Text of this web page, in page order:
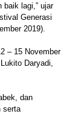
baik lagi,” ujar
Generasi
2019).
– 15 November
Daryadi,
dan
serta